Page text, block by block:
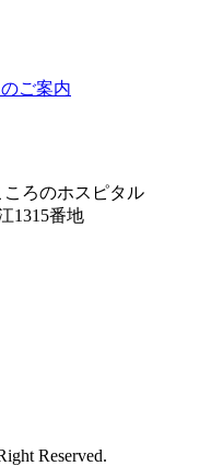
ご案内
ろのホスピタル
1315番地
Reserved.